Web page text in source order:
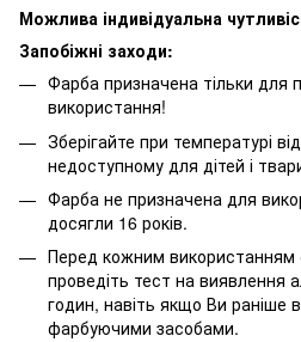
Можлива індивідуальна
Запобіжні заходи:
Фарба призначена тільки для
використання!
Зберігайте при температурі
недоступному для дітей і
Фарба не призначена для
досягли 16 років.
Перед кожним використанням
проведіть тест на виявлення
годин, навіть якщо Ви раніше
фарбуючими засобами.